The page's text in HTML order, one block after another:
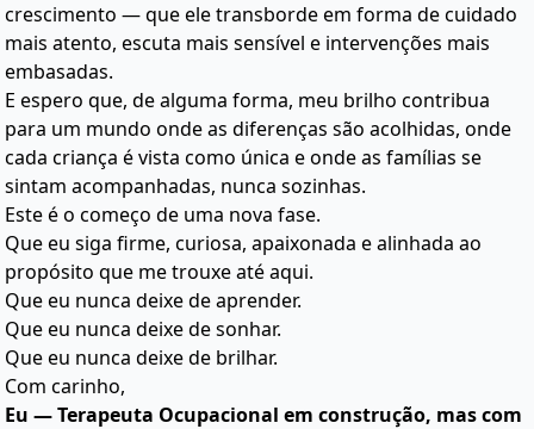
crescimento — que ele transborde em forma de cuidado
mais atento, escuta mais sensível e intervenções mais
embasadas.
E espero que, de alguma forma, meu brilho contribua
para um mundo onde as diferenças são acolhidas, onde
cada criança é vista como única e onde as famílias se
sintam acompanhadas, nunca sozinhas.
Este é o começo de uma nova fase.
Que eu siga firme, curiosa, apaixonada e alinhada ao
propósito que me trouxe até aqui.
Que eu nunca deixe de aprender.
Que eu nunca deixe de sonhar.
Que eu nunca deixe de brilhar.
Com carinho,
Eu — Terapeuta Ocupacional em construção, mas com